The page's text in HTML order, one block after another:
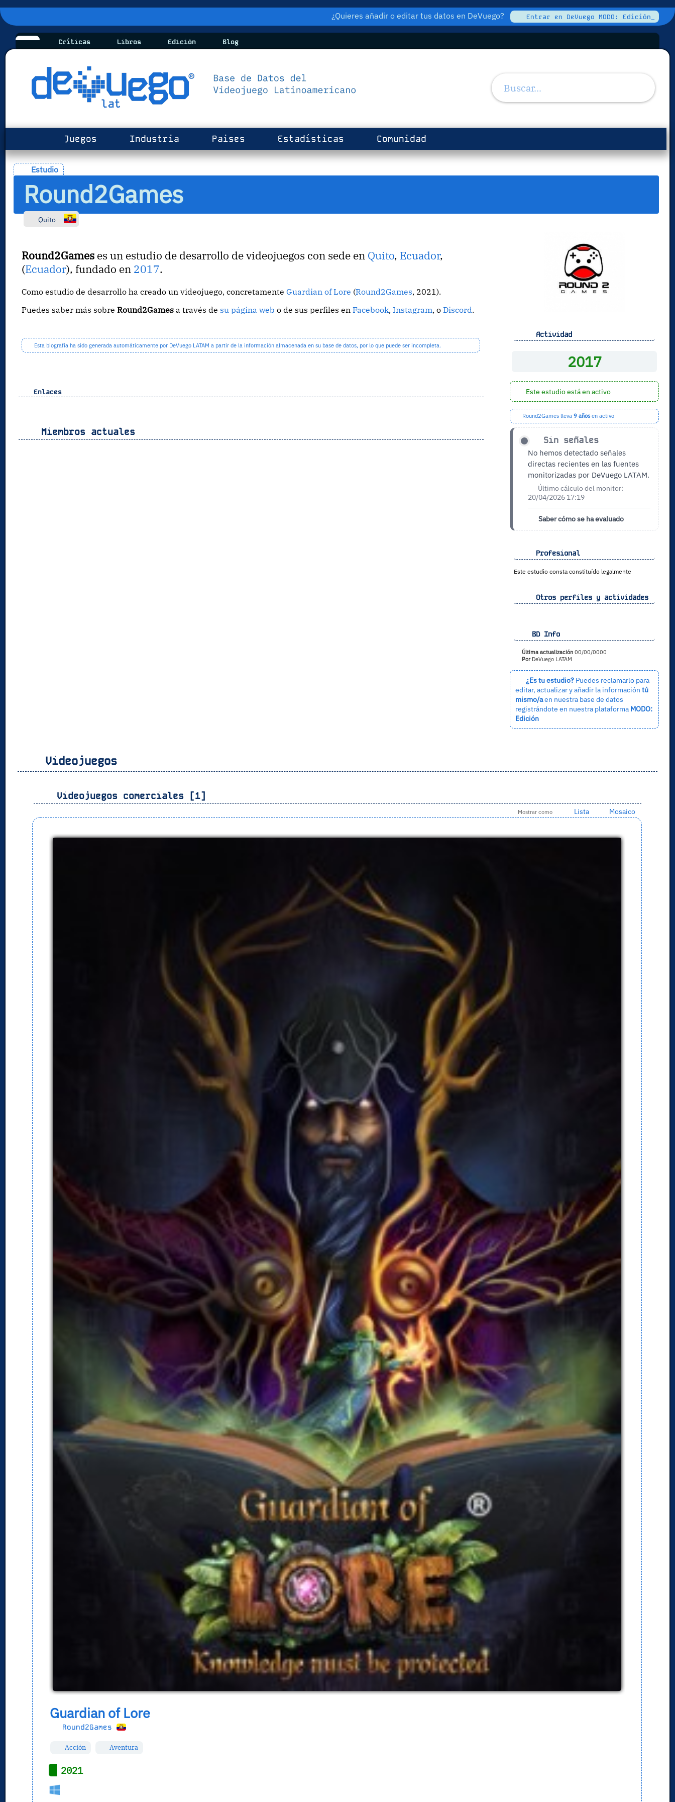
¿Quieres añadir o editar tus datos en DeVuego? Entrar en DeVuego MODO: Edición_
Críticas Libros Edición Blog
Juegos Industria Paises Estadísticas Comunidad
Estudio
Round2Games
Quito
Round2Games es un estudio de desarrollo de videojuegos con sede en Quito, Ecuador,
(Ecuador), fundado en 2017.
Como estudio de desarrollo ha creado un videojuego, concretamenteGuardian of Lore (Round2Games, 2021).
Puedes saber más sobreRound2Games a través de su página web o de sus perfiles enFacebook,Instagram, oDiscord.
Esta biografía ha sido generada automáticamente por DeVuego LATAM a partir de la información almacenada en su base de datos, por lo que puede ser incompleta.
Enlaces
Miembros actuales
Actividad
2017
Este estudio está en activo
Round2Games lleva 9 añosen activo
Sin señales
No hemos detectado señales
directas recientes en las fuentes
monitorizadas por DeVuego LATAM.
Último cálculo del monitor:
20/04/2026 17:19
Saber cómo se ha evaluado
Profesional
Este estudio consta constituído legalmente
Otros perfiles y actividades
BD Info
Última actualización00/00/0000
PorDeVuego LATAM
¿Es tu estudio?Puedes reclamarlo para
editar, actualizar y añadir la información tú
mismo/aen nuestra base de datos
registrándote en nuestra plataforma MODO:
Edición
Videojuegos
Videojuegos comerciales [1]
Mostrar como Lista Mosaico
Guardian of Lore
Round2Games
Acción Aventura
2021